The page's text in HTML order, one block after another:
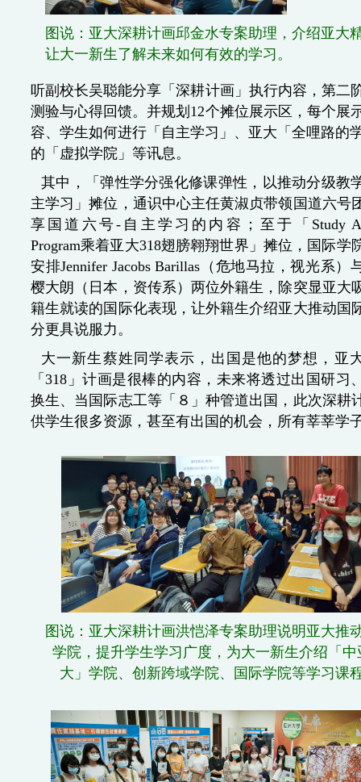
图说：亚大深耕计画邱金水专案助理，介绍亚大
让大一新生了解未来如何有效的学习。
听副校长吴聪能分享「深耕计画」执行内容，第
测验与心得回馈。并规划12个摊位展示区，每个
容、学生如何进行「自主学习」、亚大「全哩路
的「虚拟学院」等讯息。
其中，「弹性学分强化修课弹性，以推动分级教
主学习」摊位，通识中心主任黄淑贞带领国道六号
享国道六号-自主学习的内容；至于「Study
Program乘着亚大318翅膀翱翔世界」摊位，国际学
安排Jennifer Jacobs Barillas（危地马拉，视光系）
樱大朗（日本，资传系）两位外籍生，除突显亚大
籍生就读的国际化表现，让外籍生介绍亚大推动国
分更具说服力。
大一新生蔡姓同学表示，出国是他的梦想，亚
「318」计画是很棒的内容，未来将透过出国研习
换生、当国际志工等「８」种管道出国，此次深耕
供学生很多资源，甚至有出国的机会，所有莘莘学
图说：亚大深耕计画洪恺泽专案助理说明亚大推
学院，提升学生学习广度，为大一新生介绍「中
大」学院、创新跨域学院、国际学院等学习课